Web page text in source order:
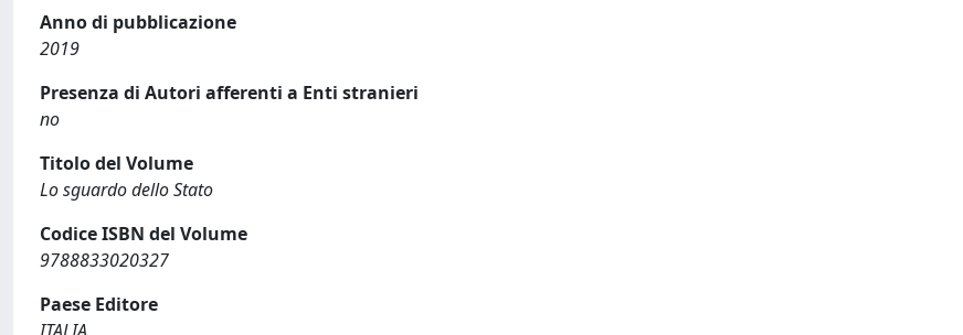
Anno di pubblicazione
2019
Presenza di Autori afferenti a Enti stranieri
no
Titolo del Volume
Lo sguardo dello Stato
Codice ISBN del Volume
9788833020327
Paese Editore